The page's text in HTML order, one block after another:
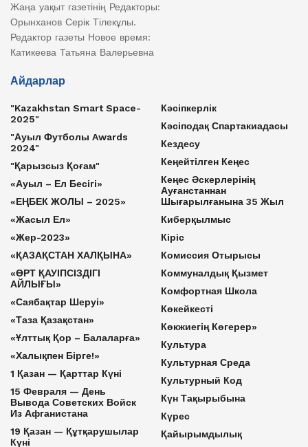
Жаңа уақыт газетінің Редакторы:
Орынханов Серік Тілекұлы.
Редактор газеты Новое время:
Катикеева Татьяна Валерьевна
Айдарлар
"Kazakhstan Smart Space-
2025"
"Ауыл Футболы Awards
2024"
"Қарызсыз Қоғам"
«Ауыл – Ел Бесігі»
«ЕҢБЕК ЖОЛЫ – 2025»
«Жасыл Ел»
«Жер-2023»
«ҚАЗАҚСТАН ХАЛҚЫНА»
«ӨРТ ҚАУІПСІЗДІГІ
АЙЛЫҒЫ»
«Саябақтар Шеруі»
«Таза Қазақстан»
«Ұлттық Қор – Балаларға»
«Халықпен Бірге!»
1 Қазан — Қарттар Күні
15 Февраля — День
Вывода Советских Войск
Из Афганистана
19 Қазан — Құтқарушылар
Күні
Кәсіпкерлік
Кәсіподақ Спартакиадасы
Кездесу
Кеңейтілген Кеңес
Кеңес Әскерлерінің
Ауғанстаннан
Шығарылғанына 35 Жыл
Киберқылмыс
Кіріс
Комиссия Отырысы
Коммуналдық Қызмет
Комфортная Школа
Көкейкесті
Көкжиегің Көгерер»
Культура
Культурная Среда
Культурный Код
Күн Тақырыбына
Күрес
Қайырымдылық